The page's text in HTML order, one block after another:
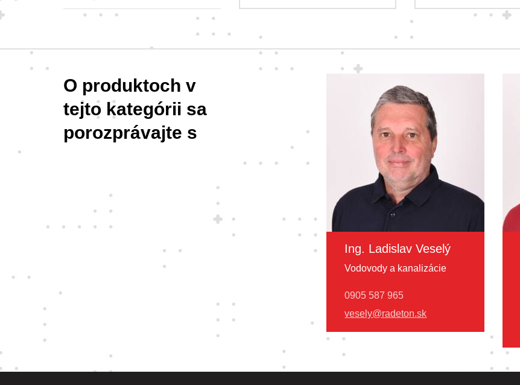
O produktoch v
tejto kategórii sa
porozprávajte s
Ing. Ladislav Veselý
Vodovody a kanalizácie
0905 587 965
vesely@radeton.sk